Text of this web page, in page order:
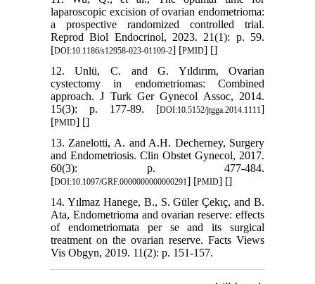
laparoscopic excision of ovarian endometrioma:
a prospective randomized controlled trial.
Reprod Biol Endocrinol, 2023. 21(1): p. 59.
[DOI:10.1186/s12958-023-01109-2] [PMID] []
12. Unlü, C. and G. Yıldırım, Ovarian
cystectomy in endometriomas: Combined
approach. J Turk Ger Gynecol Assoc, 2014.
15(3): p. 177-89. [DOI:10.5152/jtgga.2014.1111]
[PMID] []
13. Zanelotti, A. and A.H. Decherney, Surgery
and Endometriosis. Clin Obstet Gynecol, 2017.
60(3): p. 477-484.
[DOI:10.1097/GRF.0000000000000291] [PMID] []
14. Yılmaz Hanege, B., S. Güler Çekıç, and B.
Ata, Endometrioma and ovarian reserve: effects
of endometriomata per se and its surgical
treatment on the ovarian reserve. Facts Views
Vis Obgyn, 2019. 11(2): p. 151-157.